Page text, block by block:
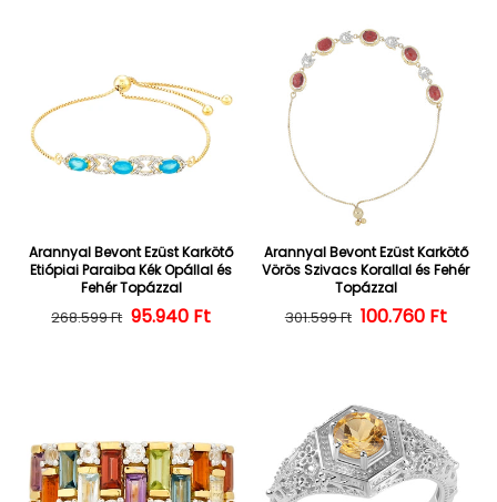
Arannyal Bevont Ezüst Karkötő
Etiópiai Paraiba Kék Opállal és
Fehér Topázzal
Normál ár
268.599 Ft Kedvezményes ár
95.940 Ft
Arannyal Bevont Ezüst Karkötő
Vörös Szivacs Korallal és Fehér
Topázzal
Normál ár
301.599 Ft 100.760 Ft